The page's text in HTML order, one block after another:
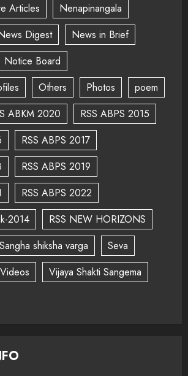
Articles
Nenapinangala
Digest
News in Brief
Notice Board
Others Photos
poem
ABKM 2020
RSS ABPS 2015
RSS ABPS 2017
RSS ABPS 2019
RSS ABPS 2022
2014
RSS NEW HORIZONS
Sangha shiksha varga
Seva
Videos
Vijaya Shakti Sangema